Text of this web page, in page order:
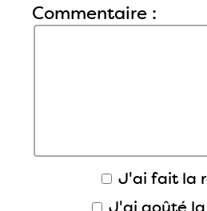
Commentaire :
J'ai fait la
J'ai goûté